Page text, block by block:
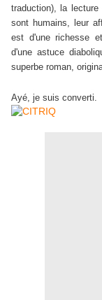
traduction), la lecture
sont humains, leur
est d'une richesse
d'une astuce
superbe roman,
Ayé, je suis converti.